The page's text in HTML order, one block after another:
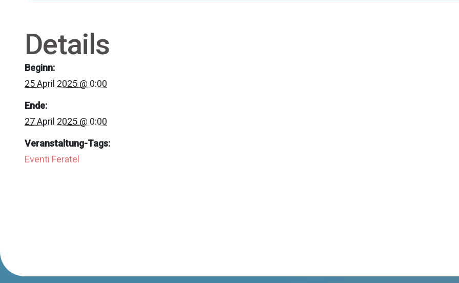
Details
Beginn:
25 April 2025 @ 0:00
Ende:
27 April 2025 @ 0:00
Veranstaltung-Tags:
Eventi Feratel